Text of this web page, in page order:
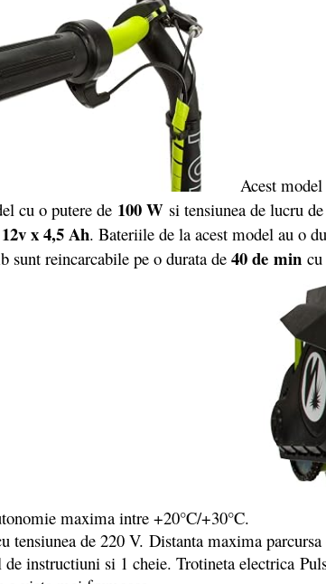
Acest model
cu o putere de 100 W si tensiunea de lucru
x 4,5 Ah. Bateriile de la acest model au o
sunt reincarcabile pe o durata de 40 de min
maxima intre +20°C/+30°C.
tensiunea de 220 V. Distanta maxima
de instructiuni si 1 cheie. Trotineta electrica